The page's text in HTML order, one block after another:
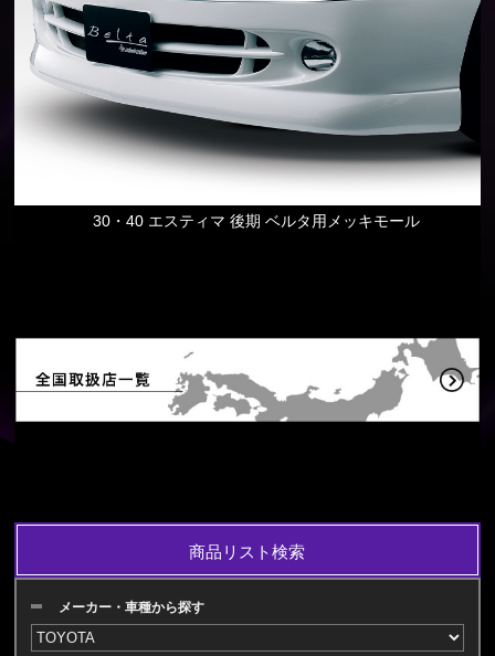
30・40 エスティマ 後期 ベルタ用メッキモール
商品リスト検索
メーカー・車種から探す